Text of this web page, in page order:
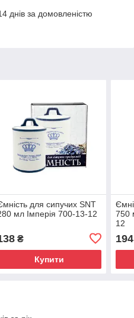
днів за домовленістю
для сипучих SNT
мл Імперія 700-13-12
₴
Купити
750
12
194